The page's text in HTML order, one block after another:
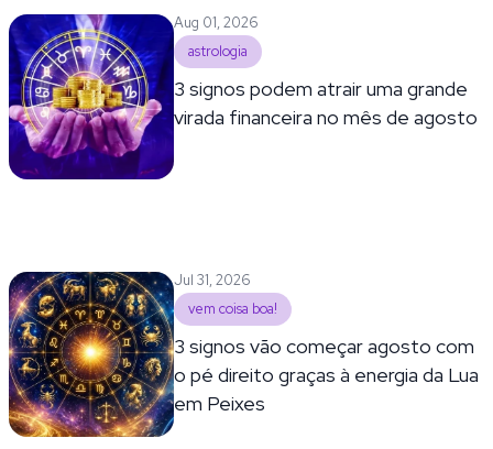
Aug 01, 2026
astrologia
3 signos podem atrair uma grande
virada financeira no mês de agosto
Jul 31, 2026
vem coisa boa!
3 signos vão começar agosto com
o pé direito graças à energia da Lua
em Peixes